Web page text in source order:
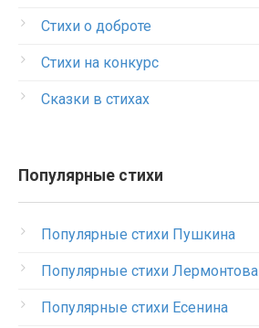
Стихи о доброте
Стихи на конкурс
Сказки в стихах
Популярные стихи
Популярные стихи Пушкина
Популярные стихи Лермонтова
Популярные стихи Есенина